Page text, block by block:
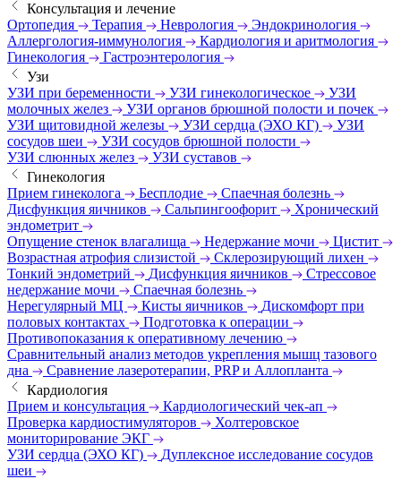
Консультация и лечение
Ортопедия
Терапия Неврология
Эндокринология
Аллергология-иммунология
Кардиология и аритмология
Гинекология
Гастроэнтерология
Узи
УЗИ при беременности
УЗИ гинекологическое
УЗИ
молочных желез
УЗИ органов брюшной полости и почек
УЗИ щитовидной железы
УЗИ сердца (ЭХО КГ)
УЗИ
сосудов шеи
УЗИ сосудов брюшной полости
УЗИ слюнных желез
УЗИ суставов
Гинекология
Прием гинеколога
Бесплодие
Спаечная болезнь
Дисфункция яичников
Сальпингоофорит
Хронический
эндометрит
Опущение стенок влагалища
Недержание мочи
Цистит
Возрастная атрофия слизистой
Склерозирующий лихен
Тонкий эндометрий
Дисфункция яичников
Стрессовое
недержание мочи
Спаечная болезнь
Нерегулярный МЦ
Кисты яичников
Дискомфорт при
половых контактах
Подготовка к операции
Противопоказания к оперативному лечению
Сравнительный анализ методов укрепления мышц тазового
дна
Сравнение лазеротерапии, PRP и Аллопланта
Кардиология
Прием и консультация
Кардиологический чек-ап
Проверка кардиостимуляторов
Холтеровское
мониторирование ЭКГ
УЗИ сердца (ЭХО КГ)
Дуплексное исследование сосудов
шеи